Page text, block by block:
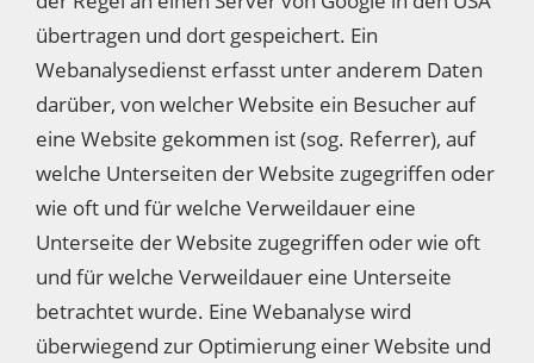
übertragen und dort gespeichert. Ein
Webanalysedienst erfasst unter anderem Daten
darüber, von welcher Website ein Besucher auf
eine Website gekommen ist (sog. Referrer), auf
welche Unterseiten der Website zugegriffen oder
wie oft und für welche Verweildauer eine
Unterseite der Website zugegriffen oder wie oft
und für welche Verweildauer eine Unterseite
betrachtet wurde. Eine Webanalyse wird
überwiegend zur Optimierung einer Website und